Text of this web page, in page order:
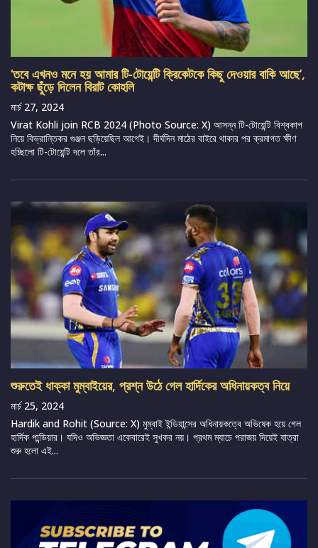
‘তবে এখনও মনে হয় আমার টি-টোয়েন্টি ক্রিকেটকে কিছু দেওয়ার বাকি আছে’,
কটাক্ষ ছুঁড়ে দিলেন বিরাট কোহলি
মার্চ 27, 2024
Virat Kohli join RCB 2024 (Photo Source: X) আসন্ন টি-টোয়েন্টি বিশ্বকাপ
নিয়ে বিভ্রান্তিকর গুঞ্জন ছড়িয়েছিল আগেই। দীর্ঘদিন মাঠের বাইরে থাকার পর ক্রমাগত ক্ষীণ
হচ্ছিলো টি-টোয়েন্টি দলে তাঁর...
শুরুতেই ধাক্কা মুম্বাইয়ের, প্রশ্ন উঠে গেল হার্দিকের অধিনায়কত্ব নিয়ে
মার্চ 25, 2024
Hardik and Rohit (Source: X) মুম্বাই ইন্ডিয়ান্সের অধিনায়কত্বে অভিষেক হয়ে গেল
হার্দিক পান্ডিয়ার। যদিও অভিজ্ঞতা একেবারেই সুখকর নয়। প্রথম ম্যাচে পরাজয় দিয়েই যাত্রা
শুরু হলো এই...